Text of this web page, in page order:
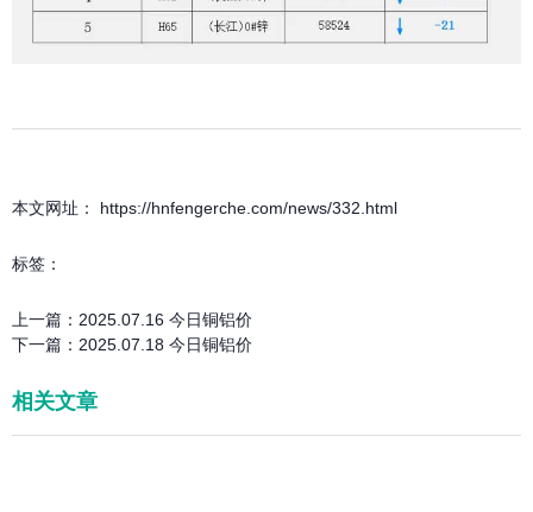
本文网址： https://hnfengerche.com/news/332.html
标签：
上一篇： 2025.07.16 今日铜铝价
下一篇： 2025.07.18 今日铜铝价
相关文章